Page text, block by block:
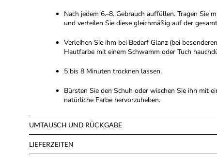
Nach jedem 6.–8. Gebrauch auffüllen. Tragen Sie
und verteilen Sie diese gleichmäßig auf der
Verleihen Sie ihm bei Bedarf Glanz (bei
Hautfarbe mit einem Schwamm oder Tuch
5 bis 8 Minuten trocknen lassen.
Bürsten Sie den Schuh oder wischen Sie ihn mit
natürliche Farbe hervorzuheben.
UMTAUSCH UND RÜCKGABE
LIEFERZEITEN